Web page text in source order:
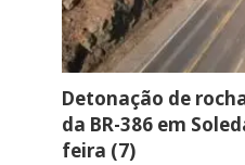
Detonação de
da BR-386 em
feira (7)